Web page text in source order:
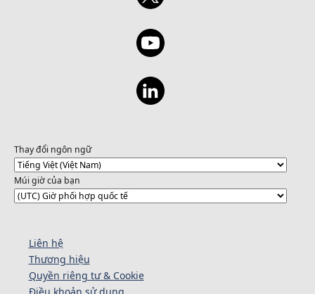
Thay đổi ngôn ngữ
Múi giờ của bạn
Liên hệ
Thương hiệu
Quyền riêng tư & Cookie